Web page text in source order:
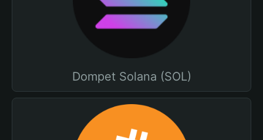
Dompet Solana (SOL)